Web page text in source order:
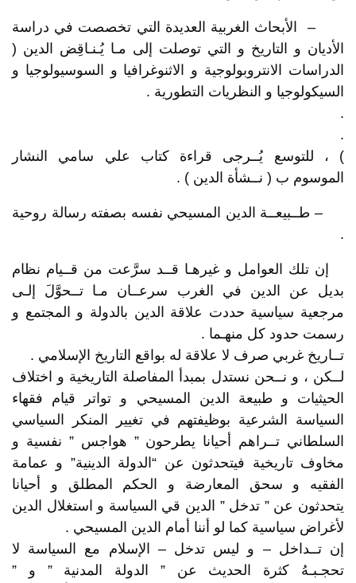
– الأبحاث الغربية العديدة التي تخصصت في دراسة
الأديان و التاريخ و التي توصلت إلى مـا يُـنـاقِض الدين (
الدراسات الانتروبولوجية و الاثنوغرافيا و السوسيولوجيا و
السيكولوجيا و النظريات التطورية .
.
.
) ، للتوسع يُــرجى قراءة كتاب علي سامي النشار
الموسوم ب ( نــشأة الدين ) .
– طــبيعــة الدين المسيحي نفسه بصفته رسالة روحية
.
إن تلك العوامل و غيرهـا قــد سرَّعت من قــيام نظام
بديل عن الدين في الغرب سرعــان مـا تــحوَّلَ إلـى
مرجعية سياسية حددت علاقة الدين بالدولة و المجتمع و
رسمت حدود كل منهـما .
تــاريخ غربي صرف لا علاقة له بواقع التاريخ الإسلامي .
لــكن ، و نــحن نستدل بمبدأ المفاصلة التاريخية و اختلاف
الحيثيات و طبيعة الدين المسيحي و تواتر قيام فقهاء
السياسة الشرعية بوظيفتهم في تغيير المنكر السياسي
السلطاني تــراهم أحيانا يطرحون ” هواجس ” نفسية و
مخاوف تاريخية فيتحدثون عن “الدولة الدينية” و عمامة
الفقيه و سحق المعارضة و الحكم المطلق و أحيانا
يتحدثون عن ” تدخل ” الدين قي السياسة و استغلال الدين
لأغراض سياسية كما لو أننا أمام الدين المسيحي .
إن تــداخل – و ليس تدخل – الإسلام مع السياسة لا
تحجـبـهُ كثرة الحديث عن ” الدولة المدنية ” و ”